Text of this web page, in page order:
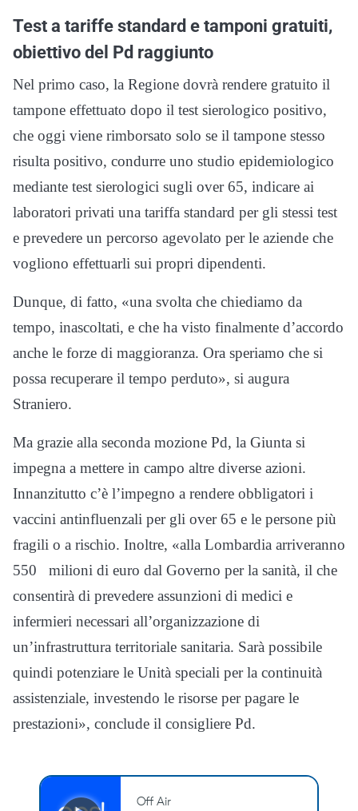
Test a tariffe standard e tamponi gratuiti,
obiettivo del Pd raggiunto
Nel primo caso, la Regione dovrà rendere gratuito il
tampone effettuato dopo il test sierologico positivo,
che oggi viene rimborsato solo se il tampone stesso
risulta positivo, condurre uno studio epidemiologico
mediante test sierologici sugli over 65, indicare ai
laboratori privati una tariffa standard per gli stessi test
e prevedere un percorso agevolato per le aziende che
vogliono effettuarli sui propri dipendenti.
Dunque, di fatto, «una svolta che chiediamo da
tempo, inascoltati, e che ha visto finalmente d’accordo
anche le forze di maggioranza. Ora speriamo che si
possa recuperare il tempo perduto», si augura
Straniero.
Ma grazie alla seconda mozione Pd, la Giunta si
impegna a mettere in campo altre diverse azioni.
Innanzitutto c’è l’impegno a rendere obbligatori i
vaccini antinfluenzali per gli over 65 e le persone più
fragili o a rischio. Inoltre, «alla Lombardia arriveranno
550 milioni di euro dal Governo per la sanità, il che
consentirà di prevedere assunzioni di medici e
infermieri necessari all’organizzazione di
un’infrastruttura territoriale sanitaria. Sarà possibile
quindi potenziare le Unità speciali per la continuità
assistenziale, investendo le risorse per pagare le
prestazioni», conclude il consigliere Pd.